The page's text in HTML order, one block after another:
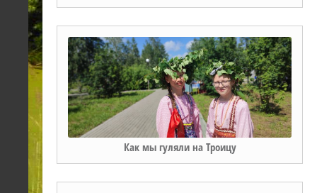
Как мы гуляли на Троицу